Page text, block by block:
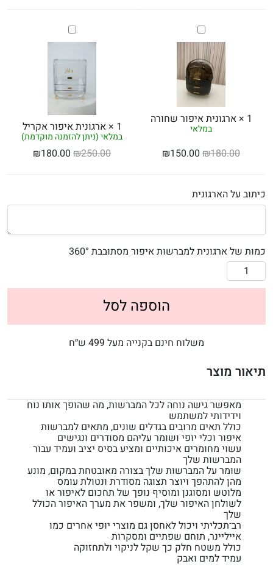
ארגונית
איפור
שחורה
1
×ארגונית איפור שחורה
במלאי
₪180.00
₪150.00
ארגונית
איפור
1
×ארגונית איפור אקריל
במלאי (ניתן להזמנה מוקדמת)
₪250.00
₪180.00
כיתוב על הארגונית
כמות של ארגונית למברשות איפור מסתובבת 360°
הוספה לסל
משלוח חינם בקנייה מעל 499 ש״ח
תיאור מוצר
מאפשר גישה נוחה לכל המברשות, מה שהופך אותו נוח
וידידותי למשתמש
כולל תאים מרובים בגדלים שונים, מתאים למברשות
איפור וכלי יופי ושומר עליהם מסודרים ונגישים
עשוי מחומרים איכותיים ומציע בסיס יציב ועמיד עבור
המברשות שלך
שומר על המברשות שלך בצורה מאובטחת במקום, מונע
מהן להתהפך ויוצר תצוגה מסודרת ונטולת עומס
מלוטש ומסוגנן ומוסיף נופך של תחכום לאיפור או
לשולחן האיפור שלך, ומשפר את מערך האיפור הכולל
שלך
רב־תכליתי ויכול לאחסן גם מוצרי יופי אחרים כמו
אייליינר, תוחם שפתיים ומסקרות
כולל משטח חלק כך שקל לניקוי ולתחזוקה
עמיד למים ואבק